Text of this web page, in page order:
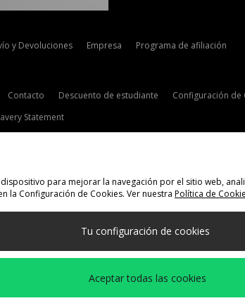
y Devoluciones Empresa Programa de afiliación
Contacto Descuento de estudiante
Configuración de
Statement
País
para mejorar la navegación por el sitio web,
la Configuración de Cookies. Ver nuestra Política de
Tu configuración de cookies
Aceptar todas las cookies